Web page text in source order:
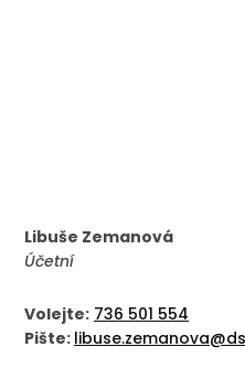
Libuše Zemanová
Účetní
Volejte: 736 501 554
Pište: